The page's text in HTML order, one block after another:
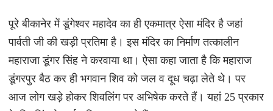
पूरे बीकानेर में डूंगेश्वर महादेव का ही एकमात्र ऐसा मंदिर है जहां
पार्वती जी की खड़ी प्रतिमा है। इस मंदिर का निर्माण तत्कालीन
महाराजा डूंगर सिंह ने करवाया था। ऐसा कहा जाता है कि महाराज
डूंगरपुर बैठ कर ही भगवान शिव को जल व दूध चढ़ा लेते थे। पर
आज लोग खड़े होकर शिवलिंग पर अभिषेक करते हैं। यहां 25 प्रकार